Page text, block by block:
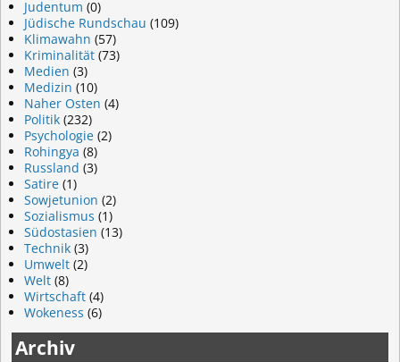
Judentum (0)
Jüdische Rundschau (109)
Klimawahn (57)
Kriminalität (73)
Medien (3)
Medizin (10)
Naher Osten (4)
Politik (232)
Psychologie (2)
Rohingya (8)
Russland (3)
Satire (1)
Sowjetunion (2)
Sozialismus (1)
Südostasien (13)
Technik (3)
Umwelt (2)
Welt (8)
Wirtschaft (4)
Wokeness (6)
Archiv